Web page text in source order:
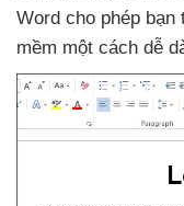
Word cho phép bạn
mềm một cách dễ